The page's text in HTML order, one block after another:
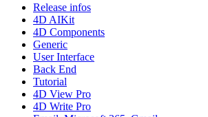
Release infos
4D AIKit
4D Components
Generic
User Interface
Back End
Tutorial
4D View Pro
4D Write Pro